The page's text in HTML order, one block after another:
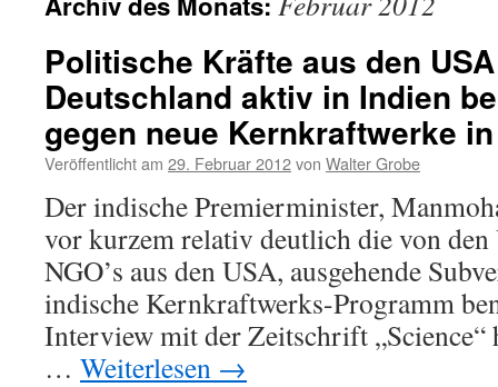
Politische Kräfte aus den
Deutschland aktiv in Indien
gegen neue Kernkraftwerke
Veröffentlicht am 29. Februar 2012von Walter Grobe
Der indische Premierminister,
vor kurzem relativ deutlich die von den
NGO’s aus den USA, ausgehende
indische Kernkraftwerks-Programm
Interview mit der Zeitschrift „Science“
… Weiterlesen →